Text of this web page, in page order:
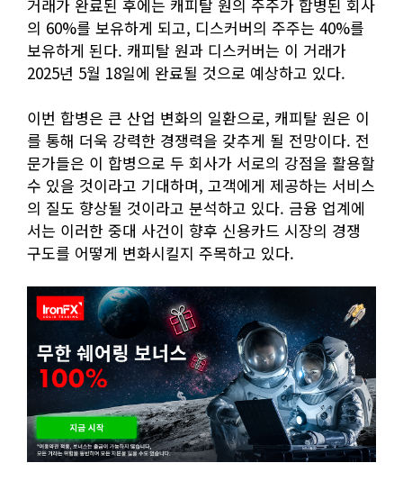
거래가 완료된 후에는 캐피탈 원의 주주가 합병된 회사
의 60%를 보유하게 되고, 디스커버의 주주는 40%를
보유하게 된다. 캐피탈 원과 디스커버는 이 거래가
2025년 5월 18일에 완료될 것으로 예상하고 있다.
이번 합병은 큰 산업 변화의 일환으로, 캐피탈 원은 이
를 통해 더욱 강력한 경쟁력을 갖추게 될 전망이다. 전
문가들은 이 합병으로 두 회사가 서로의 강점을 활용할
수 있을 것이라고 기대하며, 고객에게 제공하는 서비스
의 질도 향상될 것이라고 분석하고 있다. 금융 업계에
서는 이러한 중대 사건이 향후 신용카드 시장의 경쟁
구도를 어떻게 변화시킬지 주목하고 있다.